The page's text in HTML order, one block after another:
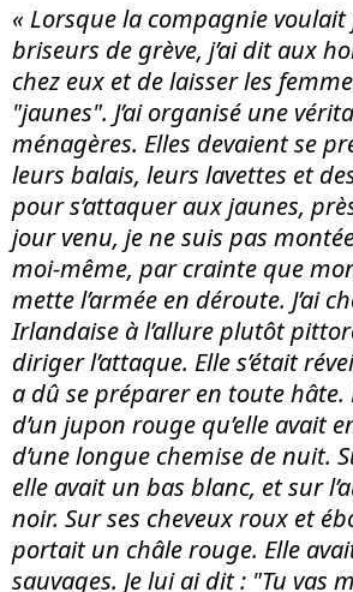
« Lorsque la compagnie
briseurs de grève, j’ai dit aux
chez eux et de laisser les
"jaunes". J’ai organisé une
ménagères. Elles devaient se
leurs balais, leurs lavettes et
pour s’attaquer aux jaunes,
jour venu, je ne suis pas
moi-même, par crainte que
mette l’armée en déroute. J’ai
Irlandaise à l’allure plutôt
diriger l’attaque. Elle s’était
a dû se préparer en toute hâte.
d’un jupon rouge qu’elle avait
d’une longue chemise de nuit.
elle avait un bas blanc, et sur
noir. Sur ses cheveux roux et
portait un châle rouge. Elle
sauvages. Je lui ai dit : "Tu vas